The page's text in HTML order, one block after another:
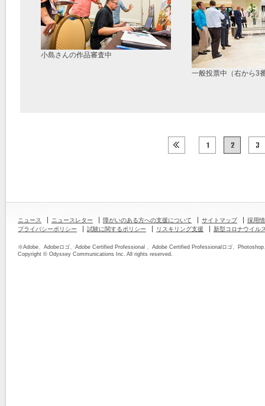
小島さんの作品審査中
一般投票中（右から3
ニュース ニュースレター 障がいのある方への支援について サイトマップ
採用
プライバシーポリシー
試験に関するポリシー リスキリング支援 新型コロナウイル
※Adobe、Adobeロゴ、Adobe Certified Professional 、Adobe Certified Professionalロゴ、
Copyright © Odyssey Communications Inc. All rights reserved.